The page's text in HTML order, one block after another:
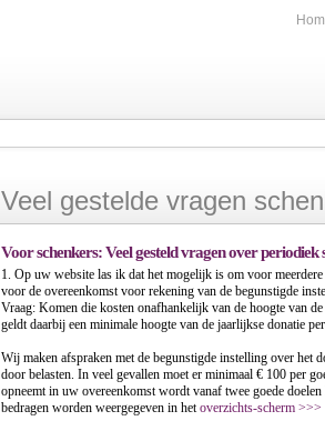
Veel gestelde vragen
Voor schenkers: Veel gesteld vragen over periodiek
1. Op uw website las ik dat het mogelijk is om voor
voor de overeenkomst voor rekening van de begunstigde
Vraag: Komen die kosten onafhankelijk van de hoogte van
geldt daarbij een minimale hoogte van de jaarlijkse donatie
Wij maken afspraken met de begunstigde instelling over het
door belasten. In veel gevallen moet er minimaal € 100 per
opneemt in uw overeenkomst wordt vanaf twee goede
bedragen worden weergegeven in hetoverzichts-scherm >>>